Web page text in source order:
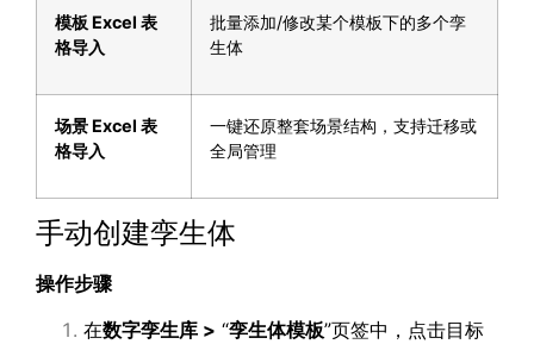
模板 Excel 表
格导入
批量添加/修改某个模板下的多个孪
生体
场景 Excel 表
格导入
一键还原整套场景结构，支持迁移或
全局管理
手动创建孪生体
操作步骤
在数字孪生库 > “孪生体模板”页签中，点击目标